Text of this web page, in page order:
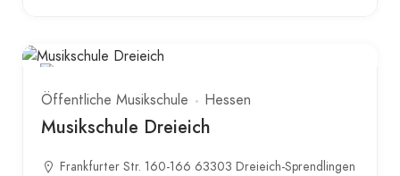
Öffentliche Musikschule Hessen
Musikschule Dreieich
Frankfurter Str. 160-166 63303 Dreieich-Sprendlingen